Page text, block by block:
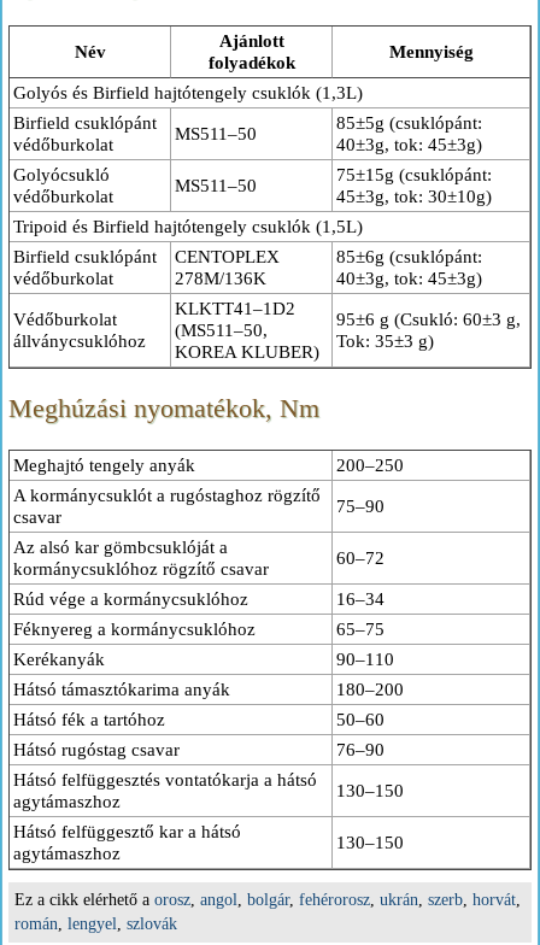
Név
Ajánlott
folyadékok
Mennyiség
Golyós és Birfield hajtótengely csuklók (1,3L)
Birfield csuklópánt
védőburkolat
MS511–50
85±5g (csuklópánt:
40±3g, tok: 45±3g)
Golyócsukló
védőburkolat
MS511–50
75±15g (csuklópánt:
45±3g, tok: 30±10g)
Tripoid és Birfield hajtótengely csuklók (1,5L)
Birfield csuklópánt
védőburkolat
CENTOPLEX
278M/136K
85±6g (csuklópánt:
40±3g, tok: 45±3g)
Védőburkolat
állványcsuklóhoz
KLKTT41–1D2
(MS511–50,
KOREA KLUBER)
95±6 g (Csukló: 60±3 g,
Tok: 35±3 g)
Meghúzási nyomatékok, Nm
Meghajtó tengely anyák
200–250
A kormánycsuklót a rugóstaghoz rögzítő
csavar
75–90
Az alsó kar gömbcsuklóját a
kormánycsuklóhoz rögzítő csavar
60–72
Rúd vége a kormánycsuklóhoz
16–34
Féknyereg a kormánycsuklóhoz
65–75
Kerékanyák
90–110
Hátsó támasztókarima anyák
180–200
Hátsó fék a tartóhoz
50–60
Hátsó rugóstag csavar
76–90
Hátsó felfüggesztés vontatókarja a hátsó
agytámaszhoz
130–150
Hátsó felfüggesztő kar a hátsó
agytámaszhoz
130–150
Ez a cikk elérhető a orosz, angol, bolgár, fehérorosz, ukrán, szerb, horvát,
román, lengyel, szlovák